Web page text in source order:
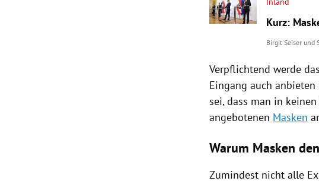
Kurz:
Birgit Seiser und
Verpflichtend werde
Eingang auch
sei, dass man in
angebotenen Masken
Warum Masken
Zumindest nicht alle